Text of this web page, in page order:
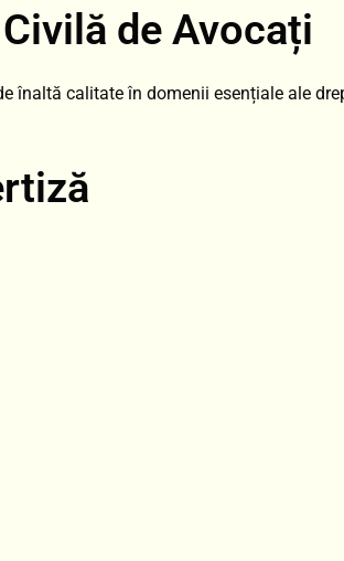
de Avocați
înaltă calitate în domenii esențiale ale